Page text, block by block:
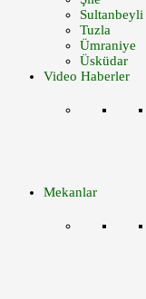
Sultanbeyli
Tuzla
Ümraniye
Üsküdar
Video Haberler
Mekanlar